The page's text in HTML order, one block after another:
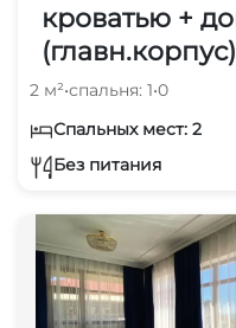
кроватью +
(главн.корпус)
2 м²•спальня: 1•0
Спальных мест: 2
Без питания